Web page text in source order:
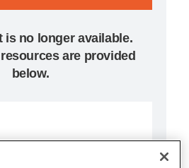
is no longer available.
are provided
below.
USB +